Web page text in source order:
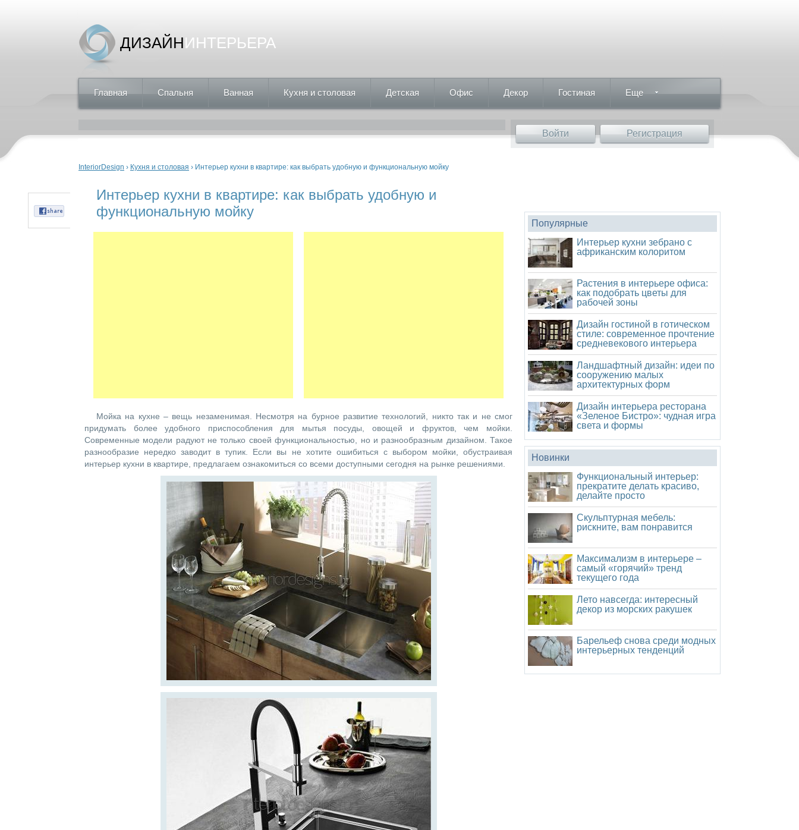
ДИЗАЙНИНТЕРЬЕРА
Главная Спальня Ванная Кухня и столовая Детская Офис Декор Гостиная Еще
Войти Регистрация
Вы здесь
InteriorDesign › Кухня и столовая › Интерьер кухни в квартире: как выбрать удобную и функциональную мойку
Интерьер кухни в квартире: как выбрать удобную и
функциональную мойку
Мойка на кухне – вещь незаменимая. Несмотря на бурное развитие технологий, никто так и не смог
придумать более удобного приспособления для мытья посуды, овощей и фруктов, чем мойки.
Современные модели радуют не только своей функциональностью, но и разнообразным дизайном. Такое
разнообразие нередко заводит в тупик. Если вы не хотите ошибиться с выбором мойки, обустраивая
интерьер кухни в квартире, предлагаем ознакомиться со всеми доступными сегодня на рынке решениями.
Популярные
Интерьер кухни зебрано с
африканским колоритом
Растения в интерьере офиса:
как подобрать цветы для
рабочей зоны
Дизайн гостиной в готическом
стиле: современное прочтение
средневекового интерьера
Ландшафтный дизайн: идеи по
сооружению малых
архитектурных форм
Дизайн интерьера ресторана
«Зеленое Бистро»: чудная игра
света и формы
Новинки
Функциональный интерьер:
прекратите делать красиво,
делайте просто
Скульптурная мебель:
рискните, вам понравится
Максимализм в интерьере –
самый «горячий» тренд
текущего года
Лето навсегда: интересный
декор из морских ракушек
Барельеф снова среди модных
интерьерных тенденций